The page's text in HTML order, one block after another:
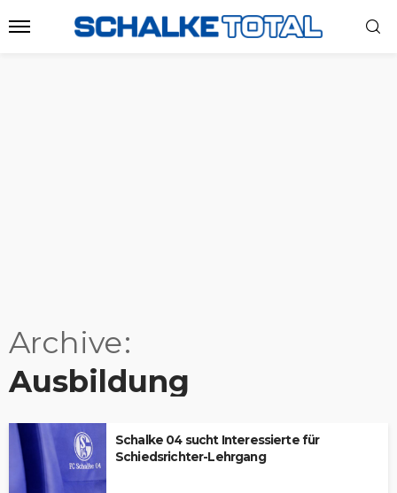
Archive
Ausbildung
Schalke 04 sucht Interessierte für
Schiedsrichter-Lehrgang